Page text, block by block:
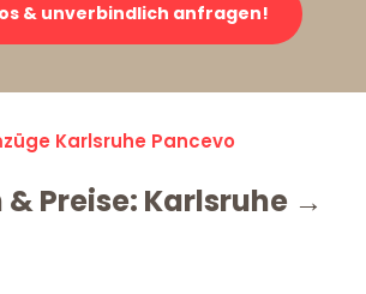
& unverbindlich anfragen!
Karlsruhe Pancevo
Preise: Karlsruhe →